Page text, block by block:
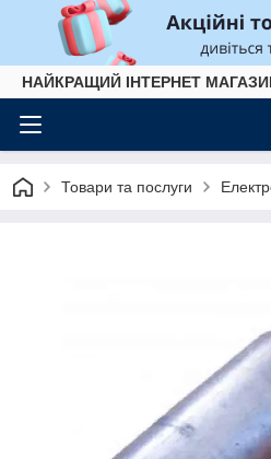
НАЙКРАЩИЙ ІНТЕРНЕТ
Товари та послуги